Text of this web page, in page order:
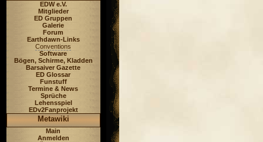
EDW e.V.
Mitglieder
ED Gruppen
Galerie
Forum
Earthdawn-Links
Conventions
Software
Bögen, Schirme, Kladden
Barsaiver Gazette
ED Glossar
Funstuff
Termine & News
Sprüche
Lehensspiel
EDv2Fanprojekt
Metawiki
Main
Anmelden